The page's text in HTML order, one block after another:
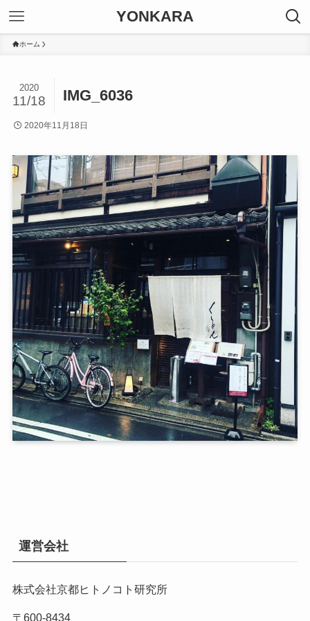
YONKARA
ホーム
IMG_6036
2020
11/18
2020年11月18日
運営会社
株式会社京都ヒトノコト研究所
〒600-8434